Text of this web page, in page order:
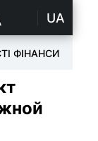
UA
ФІНАНСИ